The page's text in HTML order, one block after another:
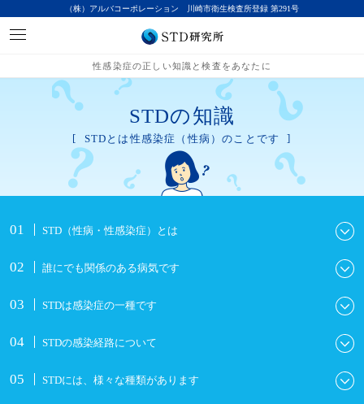
（株）アルバコーポレーション 川崎市衛生検査所登録 第291号
性感染症の正しい知識と検査をあなたに
STDの知識
STDとは性感染症（性病）のことです
STD（性病・性感染症）とは
誰にでも関係のある病気です
STDは感染症の一種です
STDの感染経路について
STDには、様々な種類があります